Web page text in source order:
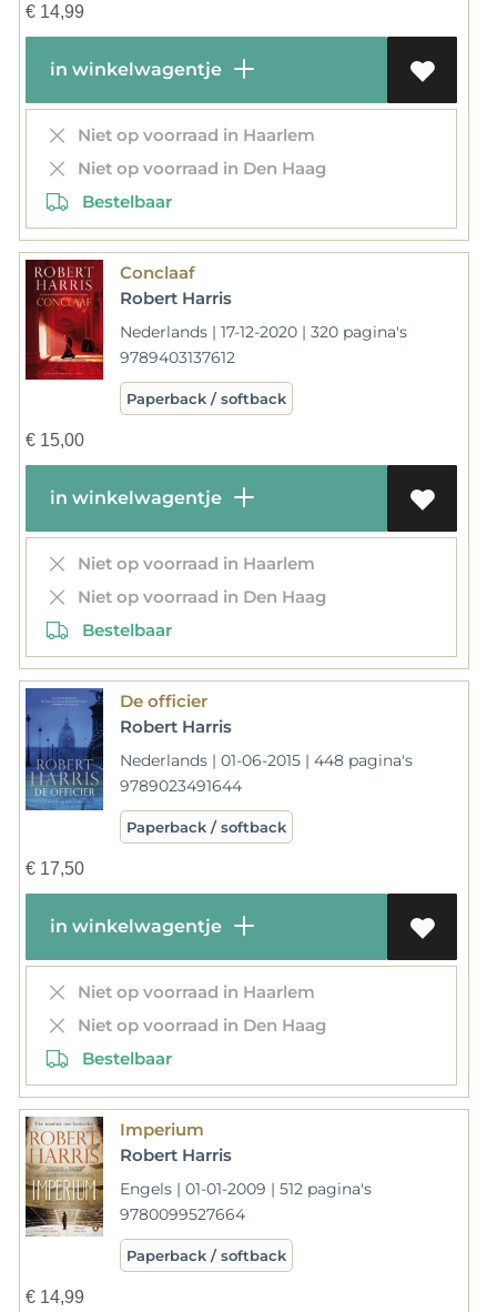
€14,99
in winkelwagentje
Niet op voorraad in Haarlem
Niet op voorraad in Den Haag
Bestelbaar
Conclaaf
Robert Harris
Nederlands | 17-12-2020 | 320 pagina's
9789403137612
Paperback / softback
€15,00
in winkelwagentje
Niet op voorraad in Haarlem
Niet op voorraad in Den Haag
Bestelbaar
De officier
Robert Harris
Nederlands | 01-06-2015 | 448 pagina's
9789023491644
Paperback / softback
€17,50
in winkelwagentje
Niet op voorraad in Haarlem
Niet op voorraad in Den Haag
Bestelbaar
Imperium
Robert Harris
Engels | 01-01-2009 | 512 pagina's
9780099527664
Paperback / softback
€14,99